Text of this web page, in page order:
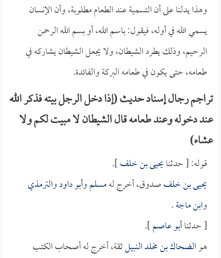
وهذا يدلنا على أن التسمية عند الطعام مطلوبة، وأن الإنسان
يسمي الله في أوله، فيقول: باسم الله، أو بسم الله الرحمن
الرحيم، وذلك يطرد الشيطان، ولا يجعل الشيطان يشاركه في
طعامه، حتى يكون في طعامه البركة والفائدة.
تراجم رجال إسناد حديث (إذا دخل الرجل بيته فذكر الله
عند دخوله وعند طعامه قال الشيطان لا مبيت لكم ولا
عشاء)
قوله: [ حدثنايحيى بن خلف].
يحيى بن خلفصدوق، أخرج لهمسلموأبو داودوالترمذي
وابن ماجة.
[ حدثناأبو عاصم].
هوالضحاك بن مخلد النبيلثقة، أخرج له أصحاب الكتب